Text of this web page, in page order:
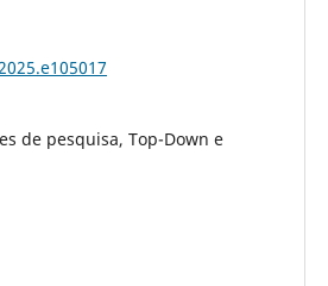
de pesquisa, Top-Down e